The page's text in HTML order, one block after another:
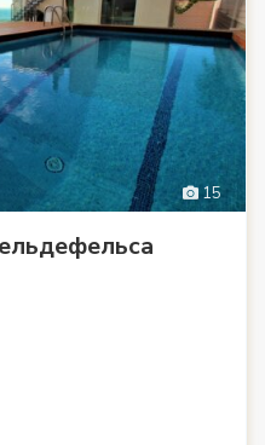
15